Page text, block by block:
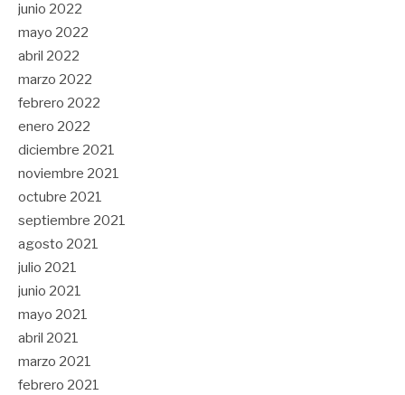
junio 2022
mayo 2022
abril 2022
marzo 2022
febrero 2022
enero 2022
diciembre 2021
noviembre 2021
octubre 2021
septiembre 2021
agosto 2021
julio 2021
junio 2021
mayo 2021
abril 2021
marzo 2021
febrero 2021